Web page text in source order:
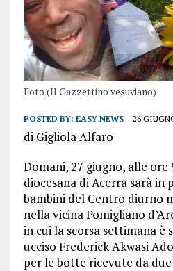
Foto (Il Gazzettino vesuviano)
POSTED BY: EASY NEWS 26
di Gigliola Alfaro
Domani, 27 giugno, alle ore
diocesana di Acerra sarà in
bambini del Centro diurno
nella vicina Pomigliano
in cui la scorsa settimana è
ucciso Frederick Akwasi
per le botte ricevute da